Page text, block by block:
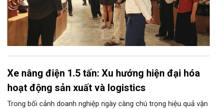
Xe nâng điện 1.5 tấn: Xu hướng hiện đại hóa
hoạt động sản xuất và logistics
Trong bối cảnh doanh nghiệp ngày càng chú trọng hiệu quả vận